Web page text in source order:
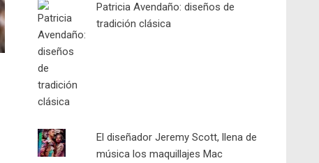
Patricia Avendaño: diseños de
tradición clásica
El diseñador Jeremy Scott, llena de
música los maquillajes Mac